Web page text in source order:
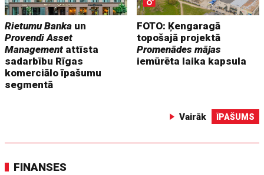
Rietumu Banka un
Provendi Asset
Management attīsta
sadarbību Rīgas
komerciālo īpašumu
segmentā
FOTO: Ķengaragā
topošajā projektā
Promenādes mājas
iemūrēta laika kapsula
Vairāk ĪPAŠUMS
FINANSES